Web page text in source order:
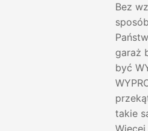
Bez
garaż
być
takie